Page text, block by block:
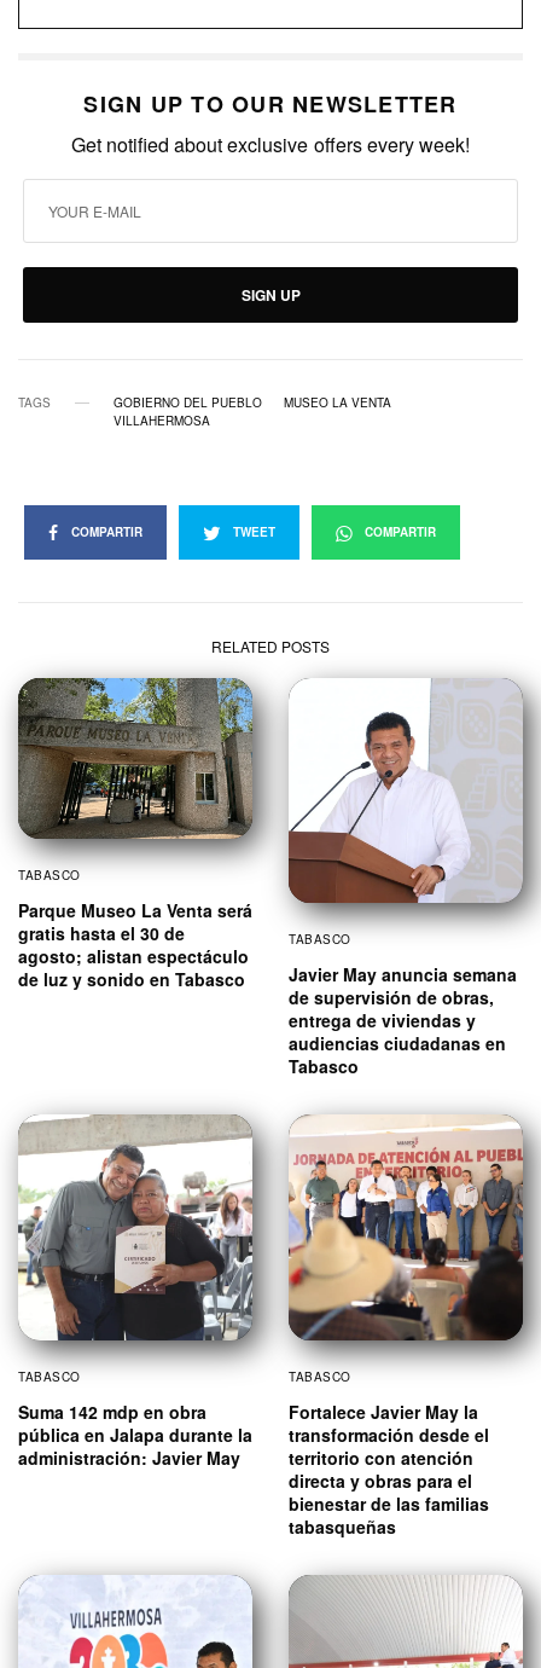
SIGN UP TO OUR NEWSLETTER
Get notified about exclusive offers every week!
SIGN UP
TAGS GOBIERNO DEL PUEBLO
MUSEO LA VENTA
VILLAHERMOSA
COMPARTIR TWEET COMPARTIR
RELATED POSTS
TABASCO
Parque Museo La Venta será
gratis hasta el 30 de
agosto; alistan espectáculo
de luz y sonido en Tabasco
TABASCO
Javier May anuncia semana
de supervisión de obras,
entrega de viviendas y
audiencias ciudadanas en
Tabasco
TABASCO
Suma 142 mdp en obra
pública en Jalapa durante la
administración: Javier May
TABASCO
Fortalece Javier May la
transformación desde el
territorio con atención
directa y obras para el
bienestar de las familias
tabasqueñas